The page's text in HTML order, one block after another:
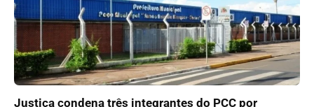
Justiça condena três integrantes do PCC por